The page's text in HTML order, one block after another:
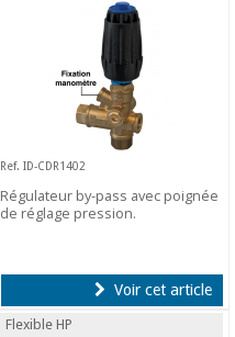
Ref. ID-CDR1402
Régulateur by-pass avec poignée
de réglage pression.
Voir cet article
Flexible HP